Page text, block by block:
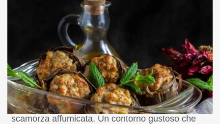
Ricetta facile di carciofi ripieni con prosciutto e
scamorza affumicata. Un contorno gustoso che